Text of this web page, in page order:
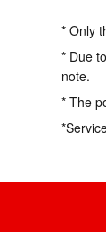
* Only
* Due
note.
* The